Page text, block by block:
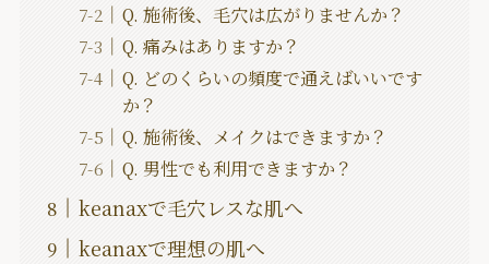
Q. 施術後、毛穴は広がりませんか？
Q. 痛みはありますか？
Q. どのくらいの頻度で通えばいいです
か？
Q. 施術後、メイクはできますか？
Q. 男性でも利用できますか？
keanaxで毛穴レスな肌へ
keanaxで理想の肌へ